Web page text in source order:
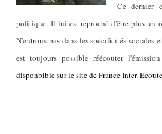
Ce dernier
politique. Il lui est reproché d'être plus un
N'entrons pas dans les spécificités sociales
est toujours possible réécouter
disponbible sur le site de France Inter.